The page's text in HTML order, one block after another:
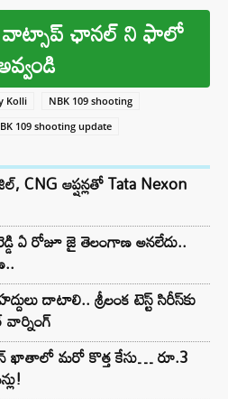
ఛానల్ ని ఫాలో
Kolli
NBK 109 shooting
109 shooting update
CNG ఆప్షన్లతో Tata Nexon
ఏ రోజూ జై తెలంగాణ అనలేదు..
దాటాలి.. శ్రీలంక టెస్ట్ సిరీస్‌కు
ఖాతాలో మరో కొత్త కేసు… రూ.3